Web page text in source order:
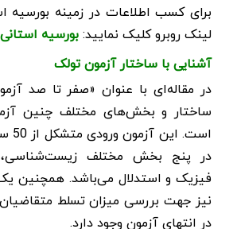
برای کسب اطلاعات در زمینه بورسیه
لینک روبرو کلیک نمایید:بورسیه استانی
آشنایی با ساختار آزمون تولک
در مقاله‌ای با عنوان «صفر تا صد
ساختار و بخش‌های مختلف چنین
در پنج بخش مختلف
نیز جهت بررسی میزان تسلط
در انتهای آزمون وجود دارد.